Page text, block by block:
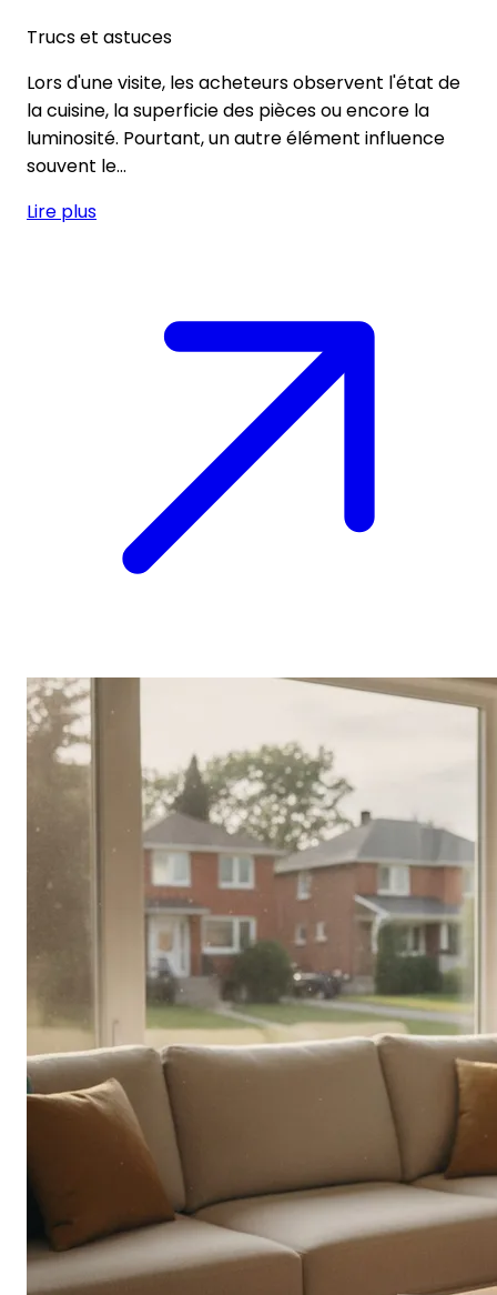
Trucs et astuces
Lors d'une visite, les acheteurs observent l'état de
la cuisine, la superficie des pièces ou encore la
luminosité. Pourtant, un autre élément influence
souvent le...
Lire plus